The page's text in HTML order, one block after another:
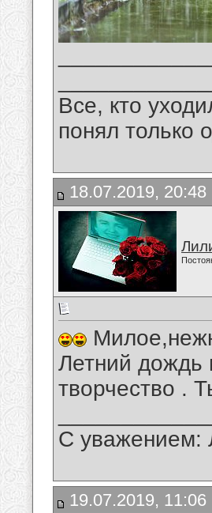
Все, кто
понял только
18.07.2019, 20:48
Летний дождь
творчество .
С уважением:
19.07.2019, 11:06